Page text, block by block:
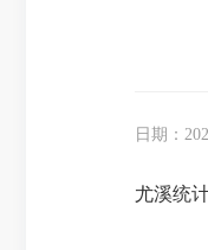
日期：
尤溪统